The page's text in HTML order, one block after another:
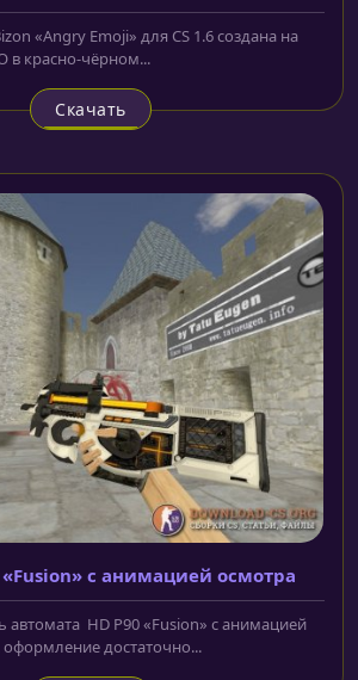
«Angry Emoji» для CS 1.6 создана на
в красно-чёрном...
Скачать
«Fusion» с анимацией осмотра
автомата HD P90 «Fusion» с анимацией
оформление достаточно...